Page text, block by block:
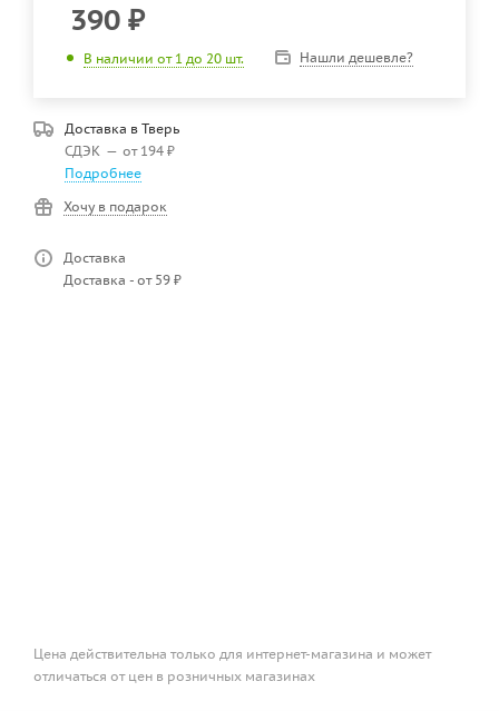
390 ₽
В наличии от 1 до 20 шт. Нашли дешевле?
Доставка в Тверь
СДЭК — от 194 ₽
Подробнее
Хочу в подарок
Доставка
Доставка - от 59 ₽
Цена действительна только для интернет-магазина и может
отличаться от цен в розничных магазинах